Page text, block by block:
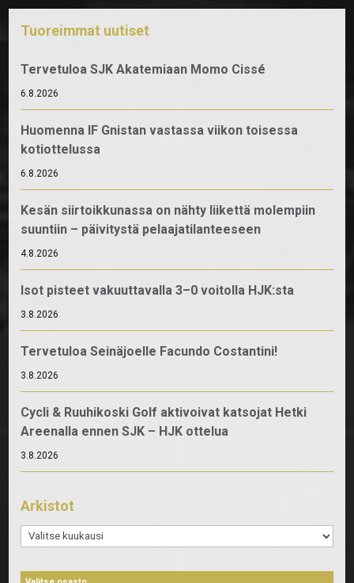
Tuoreimmat uutiset
Tervetuloa SJK Akatemiaan Momo Cissé
6.8.2026
Huomenna IF Gnistan vastassa viikon toisessa
kotiottelussa
6.8.2026
Kesän siirtoikkunassa on nähty liikettä molempiin
suuntiin – päivitystä pelaajatilanteeseen
4.8.2026
Isot pisteet vakuuttavalla 3–0 voitolla HJK:sta
3.8.2026
Tervetuloa Seinäjoelle Facundo Costantini!
3.8.2026
Cycli & Ruuhikoski Golf aktivoivat katsojat Hetki
Areenalla ennen SJK – HJK ottelua
3.8.2026
Arkistot
Arkistot